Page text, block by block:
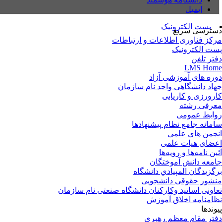
ایمیل
پست الکترونیک
سریع
فناوری اطلاعات و ارتباطات
الکترونیک
تلفن
LMS
های آموزشی آزاد
دانشگاهی واحد نام سازمان
و کاریابی
رشته
عمومی
جامع نظام پیشنهادها
های علمی
هیات علمی
نامه‌ها و رویه‌ها
دانش آموختگان
المپيادي دانشگاه
حقوقی دانشجویی
اساتید وکارکنان دانشگاه صنعتی نام سازمان
اخلاق آموزش
مقام معظم رهبری